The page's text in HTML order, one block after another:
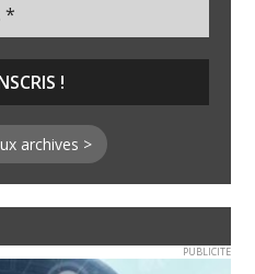
archives >
PUBLICITE